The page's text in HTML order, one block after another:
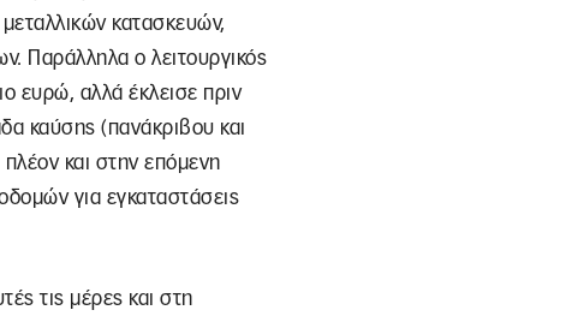
κατασκευών,
Παράλληλα ο λειτουργικός
ευρώ, αλλά έκλεισε πριν
καύσης (πανάκριβου και
και στην επόμενη
για εγκαταστάσεις
τις μέρες και στη